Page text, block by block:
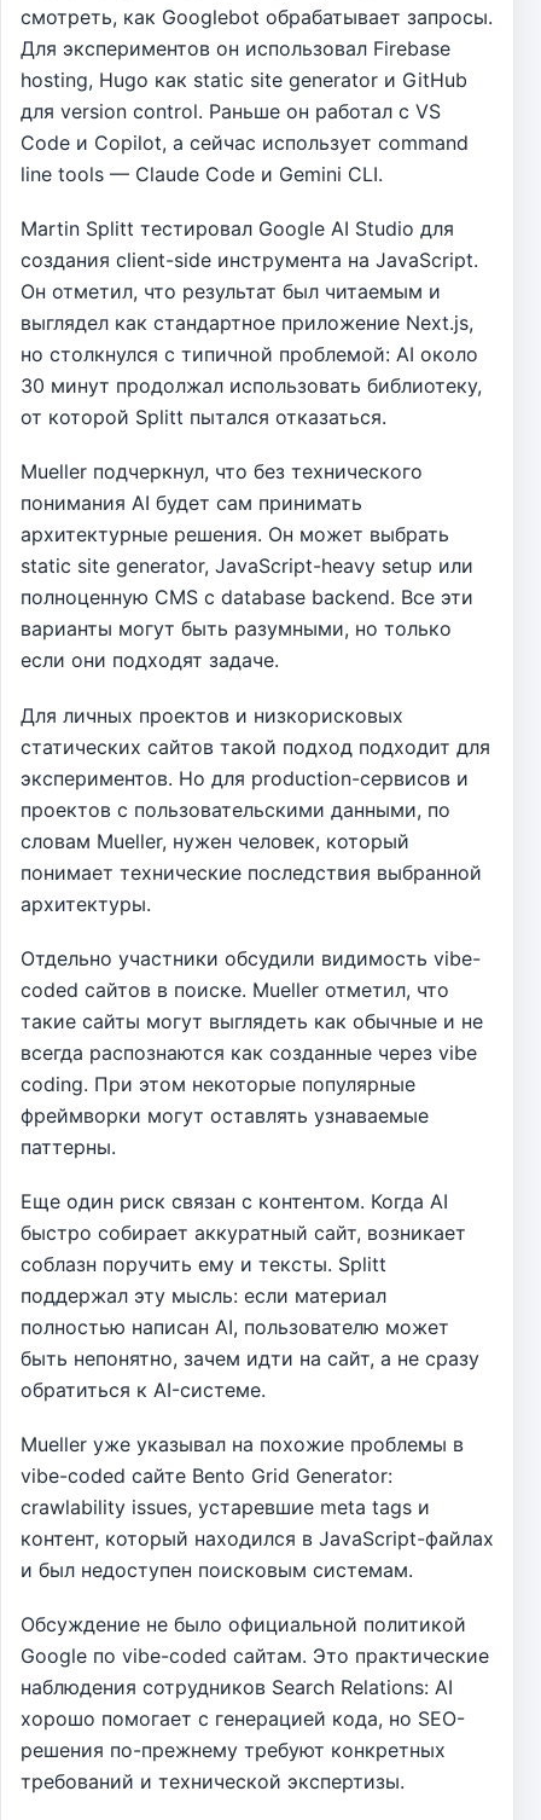
смотреть, как Googlebot обрабатывает запросы.
Для экспериментов он использовал Firebase
hosting, Hugo как static site generator и GitHub
для version control. Раньше он работал с VS
Code и Copilot, а сейчас использует command
line tools — Claude Code и Gemini CLI.
Martin Splitt тестировал Google AI Studio для
создания client-side инструмента на JavaScript.
Он отметил, что результат был читаемым и
выглядел как стандартное приложение Next.js,
но столкнулся с типичной проблемой: AI около
30 минут продолжал использовать библиотеку,
от которой Splitt пытался отказаться.
Mueller подчеркнул, что без технического
понимания AI будет сам принимать
архитектурные решения. Он может выбрать
static site generator, JavaScript-heavy setup или
полноценную CMS с database backend. Все эти
варианты могут быть разумными, но только
если они подходят задаче.
Для личных проектов и низкорисковых
статических сайтов такой подход подходит для
экспериментов. Но для production-сервисов и
проектов с пользовательскими данными, по
словам Mueller, нужен человек, который
понимает технические последствия выбранной
архитектуры.
Отдельно участники обсудили видимость vibe-
coded сайтов в поиске. Mueller отметил, что
такие сайты могут выглядеть как обычные и не
всегда распознаются как созданные через vibe
coding. При этом некоторые популярные
фреймворки могут оставлять узнаваемые
паттерны.
Еще один риск связан с контентом. Когда AI
быстро собирает аккуратный сайт, возникает
соблазн поручить ему и тексты. Splitt
поддержал эту мысль: если материал
полностью написан AI, пользователю может
быть непонятно, зачем идти на сайт, а не сразу
обратиться к AI-системе.
Mueller уже указывал на похожие проблемы в
vibe-coded сайте Bento Grid Generator:
crawlability issues, устаревшие meta tags и
контент, который находился в JavaScript-файлах
и был недоступен поисковым системам.
Обсуждение не было официальной политикой
Google по vibe-coded сайтам. Это практические
наблюдения сотрудников Search Relations: AI
хорошо помогает с генерацией кода, но SEO-
решения по-прежнему требуют конкретных
требований и технической экспертизы.